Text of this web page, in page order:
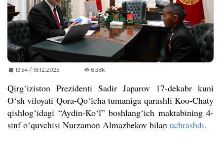
13:54 / 18.12.2025 8.38k
Qirg‘iziston Prezidenti Sadir Japarov 17-dekabr kuni
O‘sh viloyati Qora-Qo‘lcha tumaniga qarashli Koo-Chaty
qishlog‘idagi “Aydin-Ko‘l” boshlang‘ich maktabining 4-
sinf o‘quvchisi Nurzamon Almazbekov bilan uchrashdi.